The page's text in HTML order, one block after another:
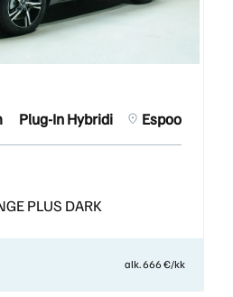
Plug-In Hybridi Espoo
PLUS DARK
alk. 666 €/kk